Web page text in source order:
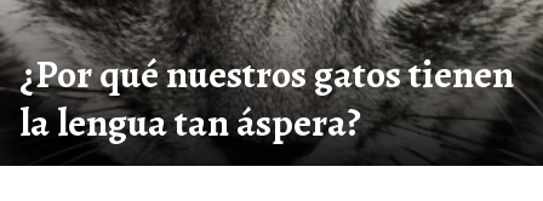
¿Por qué nuestros gatos tienen
la lengua tan áspera?